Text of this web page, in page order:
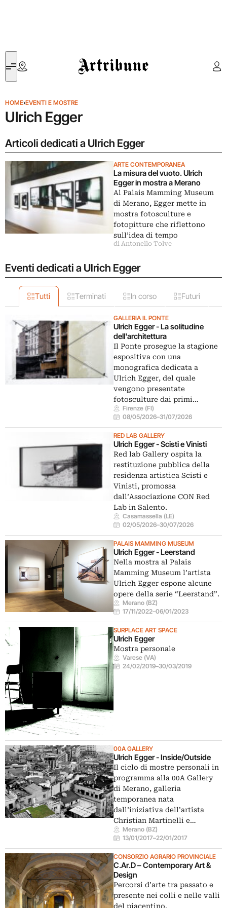
Artribune
HOME›EVENTI E MOSTRE
Ulrich Egger
Articoli dedicati a Ulrich Egger
ARTE CONTEMPORANEA
La misura del vuoto. Ulrich
Egger in mostra a Merano
Al Palais Mamming Museum
di Merano, Egger mette in
mostra fotosculture e
fotopitture che riflettono
sull’idea di tempo
di Antonello Tolve
Eventi dedicati a Ulrich Egger
Tutti Terminati In corso Futuri
GALLERIA IL PONTE
Ulrich Egger - La solitudine
dell'architettura
Il Ponte prosegue la stagione
espositiva con una
monografica dedicata a
Ulrich Egger, del quale
vengono presentate
fotosculture dai primi…
Firenze (FI)
08/05/2026–31/07/2026
RED LAB GALLERY
Ulrich Egger - Scisti e Vinisti
Red lab Gallery ospita la
restituzione pubblica della
residenza artistica Scisti e
Vinisti, promossa
dall’Associazione CON Red
Lab in Salento.
Casamassella (LE)
02/05/2026–30/07/2026
PALAIS MAMMING MUSEUM
Ulrich Egger - Leerstand
Nella mostra al Palais
Mamming Museum l’artista
Ulrich Egger espone alcune
opere della serie “Leerstand”.
Merano (BZ)
17/11/2022–06/01/2023
SURPLACE ART SPACE
Ulrich Egger
Mostra personale
Varese (VA)
24/02/2019–30/03/2019
00A GALLERY
Ulrich Egger - Inside/Outside
Il ciclo di mostre personali in
programma alla 00A Gallery
di Merano, galleria
temporanea nata
dall’iniziativa dell’artista
Christian Martinelli e…
Merano (BZ)
13/01/2017–22/01/2017
CONSORZIO AGRARIO PROVINCIALE
C.Ar.D – Contemporary Art &
Design
Percorsi d’arte tra passato e
presente nei colli e nelle valli
del piacentino.